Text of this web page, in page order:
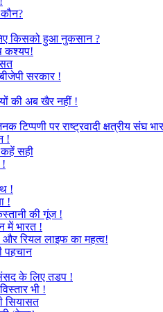
किसको हुआ नुकसान ?
कश्यप!
सरकार !
की अब खैर नहीं !
टिप्पणी पर राष्ट्रवादी क्षत्रीय संघ
!
कहें सही
!
!
!
की गूंज !
में भारत !
रियल लाइफ का महत्व!
पहचान
के लिए तडप !
भी !
सियासत